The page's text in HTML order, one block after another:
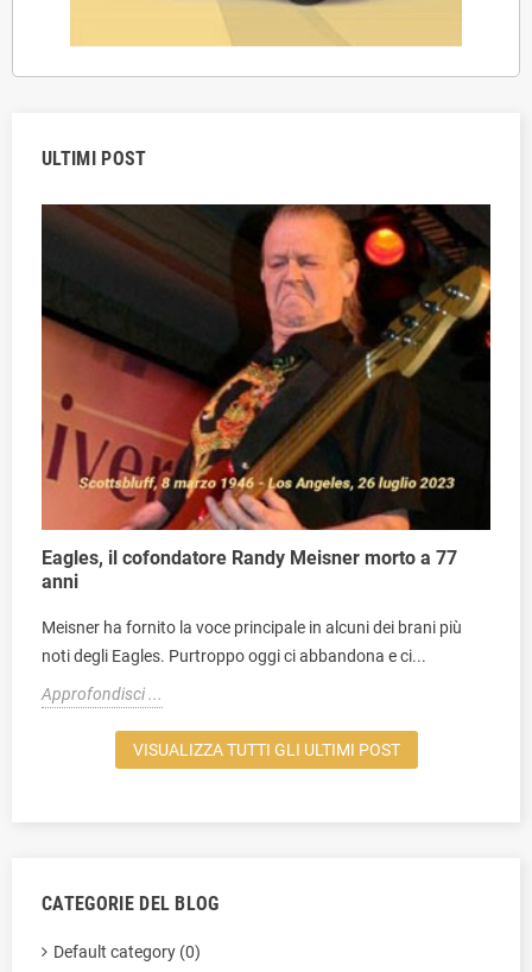
ULTIMI POST
Eagles, il cofondatore Randy Meisner morto a 77
anni
Meisner ha fornito la voce principale in alcuni dei brani più
noti degli Eagles. Purtroppo oggi ci abbandona e ci...
Approfondisci ...
VISUALIZZA TUTTI GLI ULTIMI POST
CATEGORIE DEL BLOG
Default category (0)